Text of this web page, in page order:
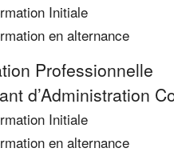
Initiale
en alternance
Professionnelle
d’Administration
Initiale
en alternance